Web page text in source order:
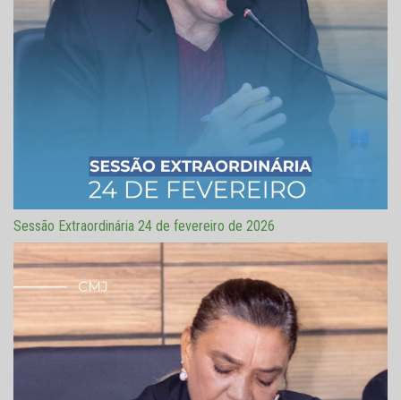
Sessão Extraordinária 24 de fevereiro de 2026